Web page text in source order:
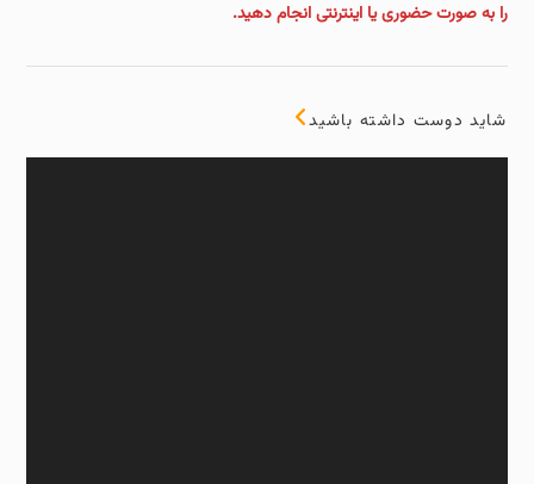
را به صورت حضوری یا اینترنتی انجام دهید.
شاید دوست داشته باشید